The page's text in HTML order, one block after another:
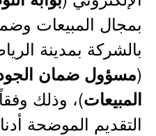
بمجال المبيعات
بالشركة بمدينة
(مسؤول ضمان
المبيعات)، وذلك
التقديم الموضحة